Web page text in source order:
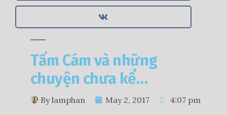
Tấm Cám và những
chuyện chưa kể…
Bylamphan May 2, 2017 4:07 pm